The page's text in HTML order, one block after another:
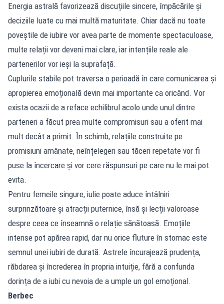
Energia astrală favorizează discuțiile sincere, împăcările și
deciziile luate cu mai multă maturitate. Chiar dacă nu toate
poveștile de iubire vor avea parte de momente spectaculoase,
multe relații vor deveni mai clare, iar intențiile reale ale
partenerilor vor ieși la suprafață.
Cuplurile stabile pot traversa o perioadă în care comunicarea și
apropierea emoțională devin mai importante ca oricând. Vor
exista ocazii de a reface echilibrul acolo unde unul dintre
parteneri a făcut prea multe compromisuri sau a oferit mai
mult decât a primit. În schimb, relațiile construite pe
promisiuni amânate, neînțelegeri sau tăceri repetate vor fi
puse la încercare și vor cere răspunsuri pe care nu le mai pot
evita.
Pentru femeile singure, iulie poate aduce întâlniri
surprinzătoare și atracții puternice, însă și lecții valoroase
despre ceea ce înseamnă o relație sănătoasă. Emoțiile
intense pot apărea rapid, dar nu orice fluture în stomac este
semnul unei iubiri de durată. Astrele încurajează prudența,
răbdarea și încrederea în propria intuiție, fără a confunda
dorința de a iubi cu nevoia de a umple un gol emoțional.
Berbec